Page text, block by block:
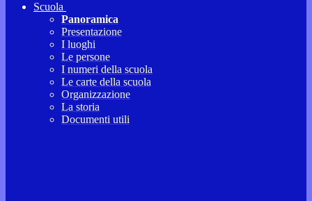
Scuola
Panoramica
Presentazione
I luoghi
Le persone
I numeri della scuola
Le carte della scuola
Organizzazione
La storia
Documenti utili